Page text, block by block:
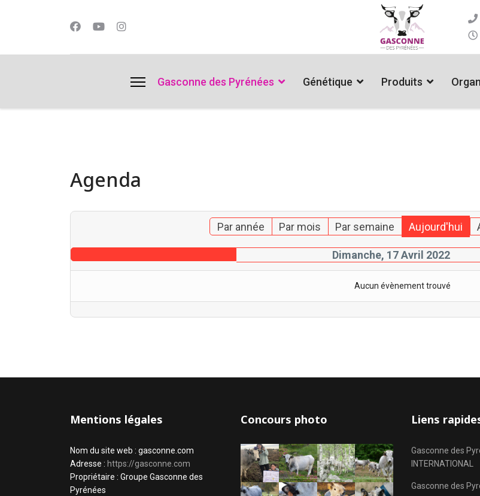
Gasconne des Pyrénées Génétique Produits
Agenda
Par année Par mois Par semaine Aujourd'hui
Dimanche, 17 Avril 2022
Aucun évènement trouvé
Mentions légales
Nom du site web : gasconne.com
Adresse : https://gasconne.com
Propriétaire : Groupe Gasconne des
Pyrénées
Concours photo Liens
Gasconne des
INTERNATIONAL
Gasconne des